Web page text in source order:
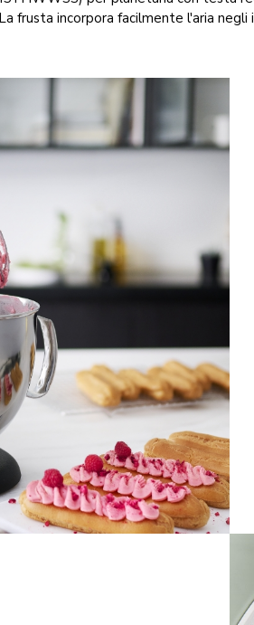
frusta incorpora facilmente l'aria